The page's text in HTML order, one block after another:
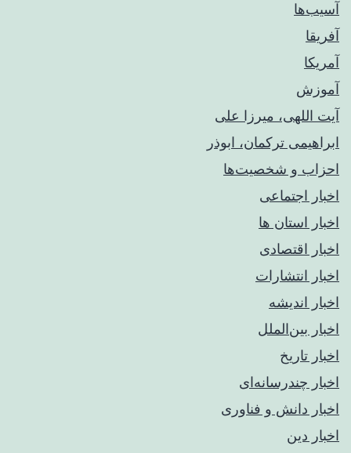
آسیب‌ها
آفریقا
آمریکا
آموزش
آیت اللهی، میرزا علی
ابراهیمی ترکمان، ابوذر
احزاب و شخصیت‌ها
اخبار اجتماعی
اخبار استان ها
اخبار اقتصادی
اخبار انتشارات
اخبار اندیشه
اخبار بین‌الملل
اخبار تاریخ
اخبار چندرسانه‌ای
اخبار دانش و فناوری
اخبار دین